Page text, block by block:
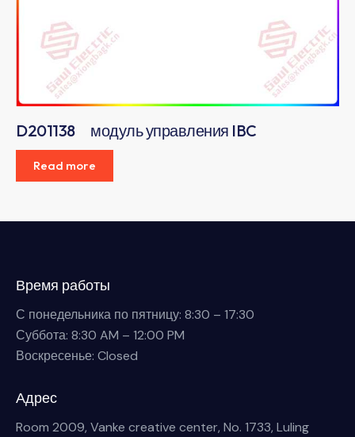
D201138 модуль управления IBC
Read more
Время работы
С понедельника по пятницу: 8:30 – 17:30
Суббота: 8:30 AM – 12:00 PM
Воскресенье: Closed
Адрес
Room 2009, Vanke creative center, No. 1733, Luling